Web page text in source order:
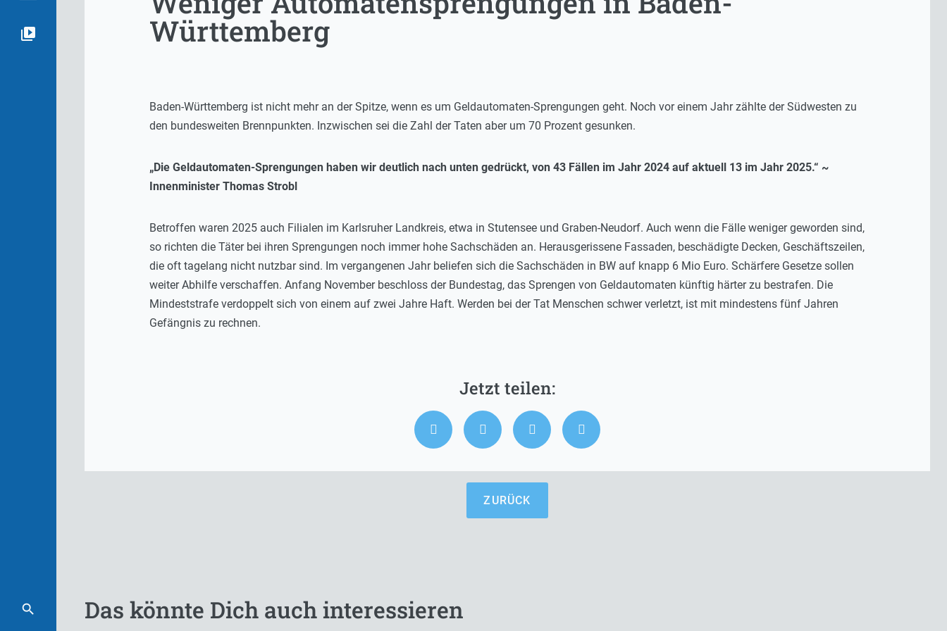
Württemberg
Baden-Württemberg ist nicht mehr an der Spitze, wenn es um Geldautomaten-Sprengungen geht. Noch vor einem Jahr zählte der Südwesten zu
den bundesweiten Brennpunkten. Inzwischen sei die Zahl der Taten aber um 70 Prozent gesunken.
„Die Geldautomaten-Sprengungen haben wir deutlich nach unten gedrückt, von 43 Fällen im Jahr 2024 auf aktuell 13 im Jahr 2025.“ ~
Innenminister Thomas Strobl
Betroffen waren 2025 auch Filialen im Karlsruher Landkreis, etwa in Stutensee und Graben-Neudorf. Auch wenn die Fälle weniger geworden sind,
so richten die Täter bei ihren Sprengungen noch immer hohe Sachschäden an. Herausgerissene Fassaden, beschädigte Decken, Geschäftszeilen,
die oft tagelang nicht nutzbar sind. Im vergangenen Jahr beliefen sich die Sachschäden in BW auf knapp 6 Mio Euro. Schärfere Gesetze sollen
weiter Abhilfe verschaffen. Anfang November beschloss der Bundestag, das Sprengen von Geldautomaten künftig härter zu bestrafen. Die
Mindeststrafe verdoppelt sich von einem auf zwei Jahre Haft. Werden bei der Tat Menschen schwer verletzt, ist mit mindestens fünf Jahren
Gefängnis zu rechnen.
ZURÜCK
Das könnte Dich auch interessieren